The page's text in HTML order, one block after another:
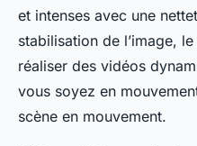
et intenses avec une
stabilisation de l’image,
réaliser des vidéos
vous soyez en
scène en mouvement.